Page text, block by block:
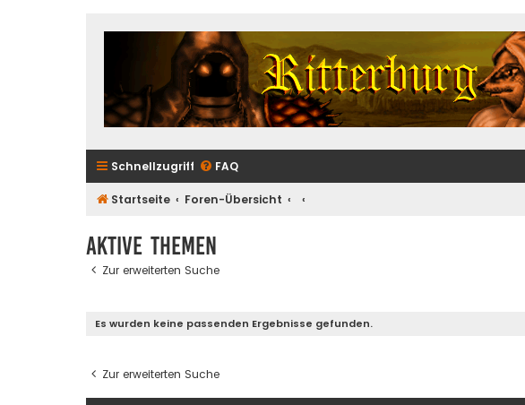
Schnellzugriff FAQ
Startseite Foren-Übersicht
Aktive Themen
Zur erweiterten Suche
Es wurden keine passenden Ergebnisse gefunden.
Zur erweiterten Suche